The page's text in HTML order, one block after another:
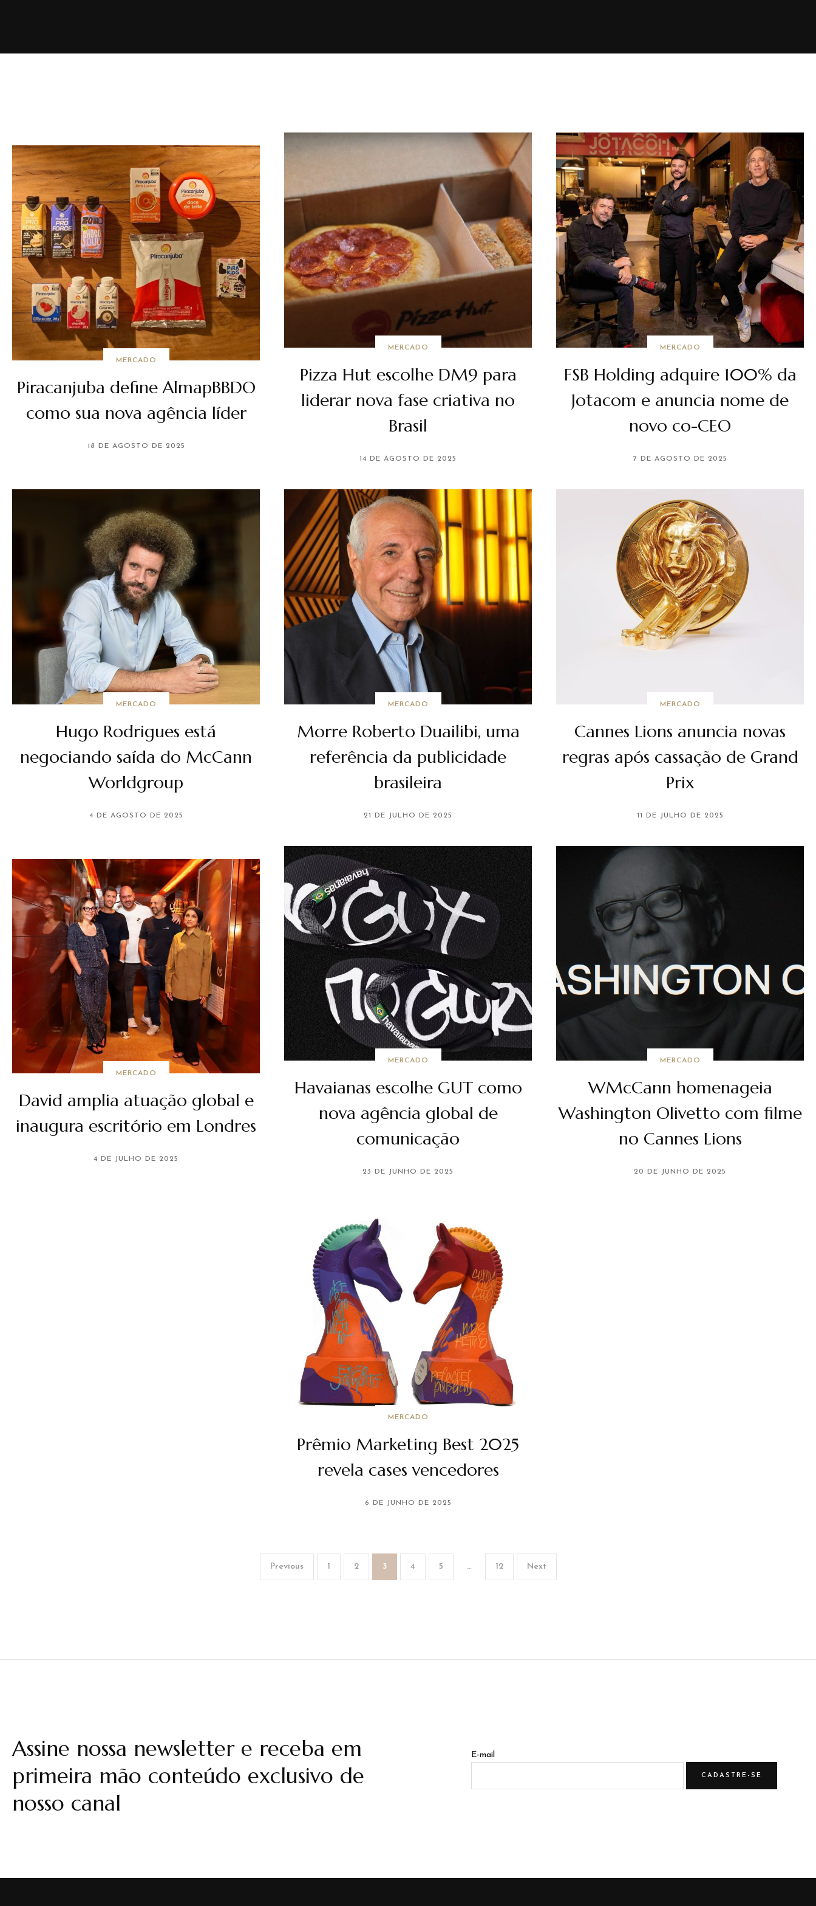
MERCADO
Piracanjuba define AlmapBBDO
como sua nova agência líder
18 DE AGOSTO DE 2025
MERCADO
Pizza Hut escolhe DM9 para
liderar nova fase criativa no
Brasil
14 DE AGOSTO DE 2025
MERCADO
FSB Holding adquire 100% da
Jotacom e anuncia nome de
novo co-CEO
7 DE AGOSTO DE 2025
MERCADO
Hugo Rodrigues está
negociando saída do McCann
Worldgroup
4 DE AGOSTO DE 2025
MERCADO
Morre Roberto Duailibi, uma
referência da publicidade
brasileira
21 DE JULHO DE 2025
MERCADO
Cannes Lions anuncia novas
regras após cassação de Grand
Prix
11 DE JULHO DE 2025
MERCADO
David amplia atuação global e
inaugura escritório em Londres
4 DE JULHO DE 2025
MERCADO
Havaianas escolhe GUT como
nova agência global de
comunicação
23 DE JUNHO DE 2025
MERCADO
WMcCann homenageia
Washington Olivetto com filme
no Cannes Lions
20 DE JUNHO DE 2025
MERCADO
Prêmio Marketing Best 2025
revela cases vencedores
6 DE JUNHO DE 2025
Previous 1 2 3 4 5 … 12 Next
Assine nossa newsletter e receba em
primeira mão conteúdo exclusivo de
nosso canal
E-mail